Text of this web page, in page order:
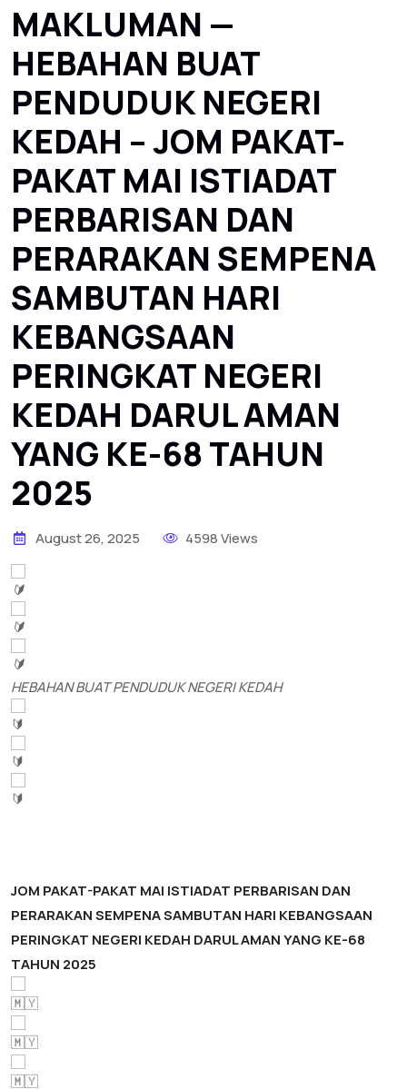
MAKLUMAN —
HEBAHAN BUAT
PENDUDUK NEGERI
KEDAH – JOM PAKAT-
PAKAT MAI ISTIADAT
PERBARISAN DAN
PERARAKAN SEMPENA
SAMBUTAN HARI
KEBANGSAAN
PERINGKAT NEGERI
KEDAH DARUL AMAN
YANG KE-68 TAHUN
2025
August 26, 2025 4598 Views
HEBAHAN BUAT PENDUDUK NEGERI KEDAH
JOM PAKAT-PAKAT MAI ISTIADAT PERBARISAN DAN
PERARAKAN SEMPENA SAMBUTAN HARI KEBANGSAAN
PERINGKAT NEGERI KEDAH DARUL AMAN YANG KE-68
TAHUN 2025